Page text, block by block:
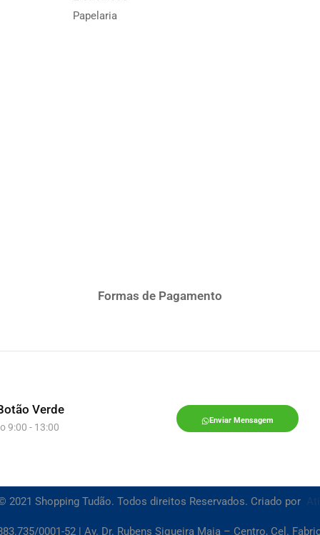
Papelaria
Formas de Pagamento
Verde
9:00 - 13:00
Enviar Mensagem
2021 Shopping Tudão. Todos direitos Reservados. Criado por
0001-52 | Av. Dr. Rubens Siqueira Maia – Centro, Cel.